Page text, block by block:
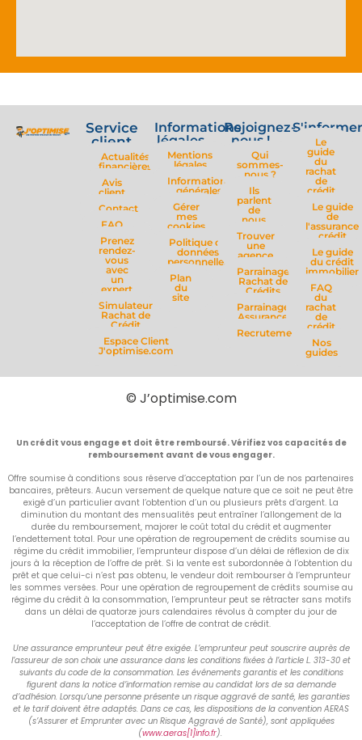
Service
client
Actualités
financières
Avis
client
Contact
FAQ
Prenez
rendez-
vous
avec
un
expert
Simulateur
Rachat de
Crédit
Espace Client
J'optimise.com
Informations
légales
Mentions
légales
Informations
générales
Gérer
mes
cookies
Politique de
données
personnelles
Plan
du
site
Rejoignez-
nous !
Qui
sommes-
nous ?
Ils
parlent
de
nous
Trouver
une
agence
Parrainage
Rachat de
Crédits
Parrainage
Assurance
Recrutement
Le
guide
du
rachat
de
crédit
Le guide
de
l'assurance
crédit
Le guide
du crédit
immobilier
FAQ
du
rachat
de
crédit
Nos
guides
© J’optimise.com
Un crédit vous engage et doit être remboursé. Vérifiez vos capacités de
remboursement avant de vous engager.
Offre soumise à conditions sous réserve d’acceptation par l’un de nos partenaires
bancaires, prêteurs. Aucun versement de quelque nature que ce soit ne peut être
exigé d’un particulier avant l’obtention d’un ou plusieurs prêts d’argent. La
diminution du montant des mensualités peut entraîner l’allongement de la
durée du remboursement, majorer le coût total du crédit et augmenter
l’endettement total. Pour une opération de regroupement de crédits soumise au
régime du crédit immobilier, l’emprunteur dispose d’un délai de réflexion de dix
jours à la réception de l’offre de prêt. Si la vente est subordonnée à l’obtention du
prêt et que celui-ci n’est pas obtenu, le vendeur doit rembourser à l’emprunteur
les sommes versées. Pour une opération de regroupement de crédits soumise au
régime du crédit à la consommation, l’emprunteur peut se rétracter sans motifs
dans un délai de quatorze jours calendaires révolus à compter du jour de
l’acceptation de l’offre de contrat de crédit.
Une assurance emprunteur peut être exigée. L’emprunteur peut souscrire auprès de
l’assureur de son choix une assurance dans les conditions fixées à l’article L. 313-30 et
suivants du code de la consommation. Les événements garantis et les conditions
figurent dans la notice d’information remise au candidat lors de sa demande
d’adhésion. Lorsqu’une personne présente un risque aggravé de santé, les garanties
et le tarif doivent être adaptés. Dans ce cas, les dispositions de la convention AERAS
(s’Assurer et Emprunter avec un Risque Aggravé de Santé), sont appliquées
(www.aeras[1]info.fr).